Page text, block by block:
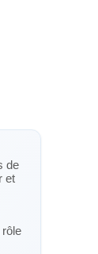
de
et